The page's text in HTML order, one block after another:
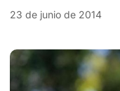
23 de junio de 2014